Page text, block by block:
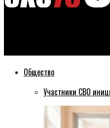
Общество
Участники СВО